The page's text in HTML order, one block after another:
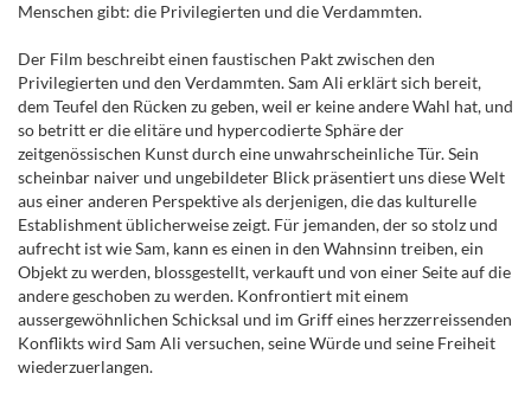
Menschen gibt: die Privilegierten und die Verdammten.
Der Film beschreibt einen faustischen Pakt zwischen den
Privilegierten und den Verdammten. Sam Ali erklärt sich bereit,
dem Teufel den Rücken zu geben, weil er keine andere Wahl hat, und
so betritt er die elitäre und hypercodierte Sphäre der
zeitgenössischen Kunst durch eine unwahrscheinliche Tür. Sein
scheinbar naiver und ungebildeter Blick präsentiert uns diese Welt
aus einer anderen Perspektive als derjenigen, die das kulturelle
Establishment üblicherweise zeigt. Für jemanden, der so stolz und
aufrecht ist wie Sam, kann es einen in den Wahnsinn treiben, ein
Objekt zu werden, blossgestellt, verkauft und von einer Seite auf die
andere geschoben zu werden. Konfrontiert mit einem
aussergewöhnlichen Schicksal und im Griff eines herzzerreissenden
Konflikts wird Sam Ali versuchen, seine Würde und seine Freiheit
wiederzuerlangen.